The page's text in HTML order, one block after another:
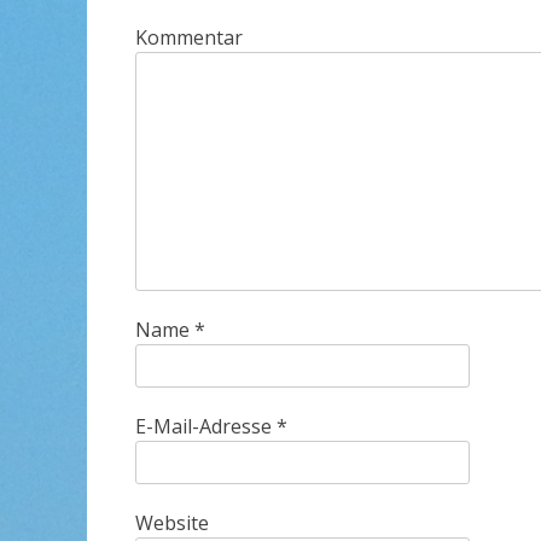
Kommentar
Name *
E-Mail-Adresse *
Website